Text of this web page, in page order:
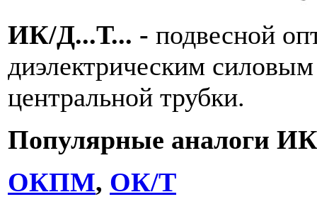
ИК/Д...Т... - подвесной
диэлектрическим
центральной трубки.
Популярные аналоги
ОКПМ, ОК/Т